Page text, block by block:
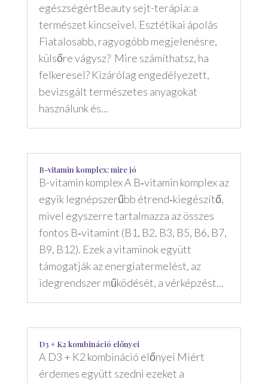
egészségértBeauty sejt-terápia: a
természet kincseivel. Esztétikai ápolás
Fiatalosabb, ragyogóbb megjelenésre,
külsőre vágysz? Mire számíthatsz, ha
felkeresel? Kizárólag engedélyezett,
bevizsgált természetes anyagokat
használunk és...
B-vitamin komplex: mire jó
B-vitamin komplex A B‑vitamin komplex az
egyik legnépszerűbb étrend‑kiegészítő,
mivel egyszerre tartalmazza az összes
fontos B‑vitamint (B1, B2, B3, B5, B6, B7,
B9, B12). Ezek a vitaminok együtt
támogatják az energiatermelést, az
idegrendszer működését, a vérképzést...
D3 + K2 kombináció előnyei
A D3 + K2 kombináció előnyei Miért
érdemes együtt szedni ezeket a